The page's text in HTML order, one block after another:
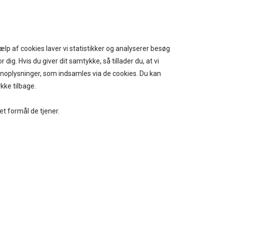
af cookies laver vi statistikker og analyserer besøg
Hvis du giver dit samtykke, så tillader du, at vi
som indsamles via de cookies. Du kan
tilbage.
formål de tjener.